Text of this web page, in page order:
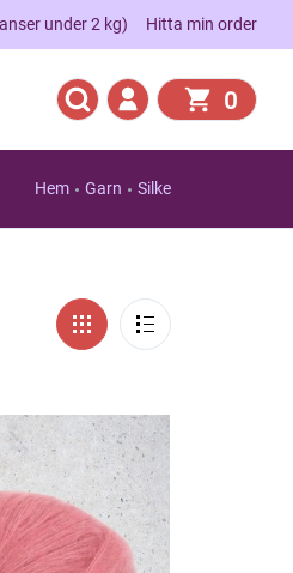
under 2 kg) Hitta min order
0
Hem Garn Silke